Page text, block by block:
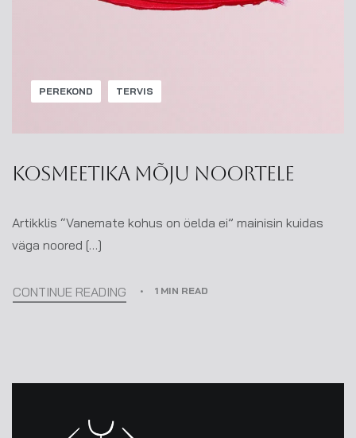
PEREKOND TERVIS
Kosmeetika mõju noortele
Artikklis “Vanemate kohus on öelda ei” mainisin kuidas
väga noored […]
CONTINUE READING 1 MIN READ